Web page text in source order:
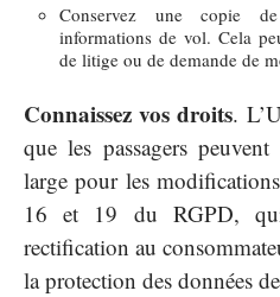
Conservez une copie
informations de vol. Cela
de litige ou de demande de
Connaissez vos droits.
que les passagers
large pour les
16 et 19 du RGPD,
rectification au
la protection des données